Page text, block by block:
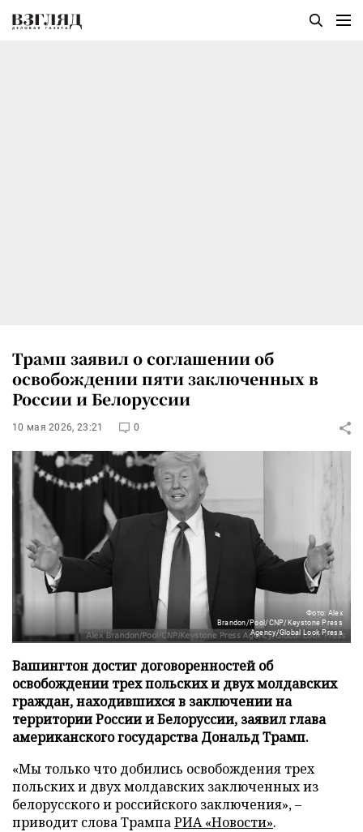
Трамп заявил о соглашении об
освобождении пяти заключенных в
России и Белоруссии
10 мая 2026, 23:21 0
Фото: Alex
Brandon/Pool/CNP/Keystone Press
Agency/Global Look Press
Вашингтон достиг договоренностей об
освобождении трех польских и двух молдавских
граждан, находившихся в заключении на
территории России и Белоруссии, заявил глава
американского государства Дональд Трамп.
«Мы только что добились освобождения трех
польских и двух молдавских заключенных из
белорусского и российского заключения», –
приводит слова ТрампаРИА «Новости».